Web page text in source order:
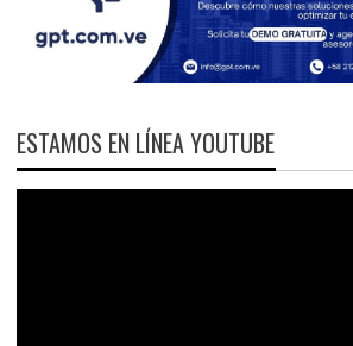
ESTAMOS EN LÍNEA YOUTUBE